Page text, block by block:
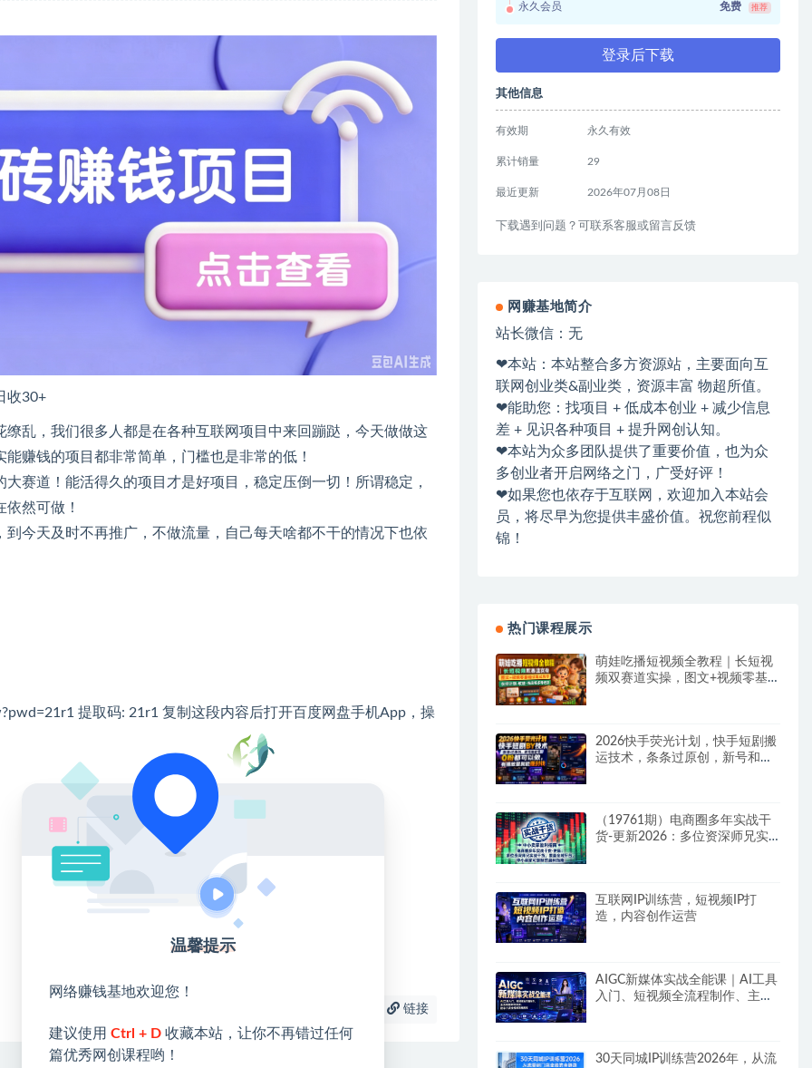
收30+
乱，我们很多人都是在各种互联网项目中来回蹦跶，今天做做这
赚钱的项目都非常简单，门槛也是非常的低！
赛道！能活得久的项目才是好项目，稳定压倒一切！所谓稳定，
然可做！
今天及时不再推广，不做流量，自己每天啥都不干的情况下也依
提取码: 21r1 复制这段内容后打开百度网盘手机App，操
链接
永久会员 免费 推荐
登录后下载
其他信息
有效期 永久有效
累计销量 29
最近更新 2026年07月08日
下载遇到问题？可联系客服或留言反馈
网赚基地简介
站长微信：无
❤本站：本站整合多方资源站，主要面向互
联网创业类&副业类，资源丰富 物超所值。
❤能助您：找项目 + 低成本创业 + 减少信息
差 + 见识各种项目 + 提升网创认知。
❤本站为众多团队提供了重要价值，也为众
多创业者开启网络之门，广受好评！
❤如果您也依存于互联网，欢迎加入本站会
员，将尽早为您提供丰盛价值。祝您前程似
锦！
热门课程展示
萌娃吃播短视频全教程｜长短视
频双赛道实操，图文+视频零基
2026快手荧光计划，快手短剧搬
运技术，条条过原创，新号和老
（19761期）电商圈多年实战干
货-更新2026：多位资深师兄实
互联网IP训练营，短视频IP打
造，内容创作运营
AIGC新媒体实战全能课｜AI工具
入门、短视频全流程制作、主流
30天同城IP训练营2026年，从流
温馨提示
网络赚钱基地欢迎您！
建议使用 Ctrl + D 收藏本站，让你不再错过任何
篇优秀网创课程哟！